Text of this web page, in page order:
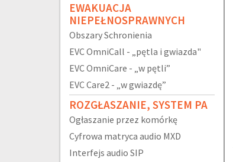
EWAKUACJA
NIEPEŁNOSPRAWNYCH
Obszary Schronienia
EVC OmniCall - „pętla i gwiazda"
EVC OmniCare - „w pętli”
EVC Care2 - „w gwiazdę”
ROZGŁASZANIE, SYSTEM PA
Ogłaszanie przez komórkę
Cyfrowa matryca audio MXD
Interfejs audio SIP